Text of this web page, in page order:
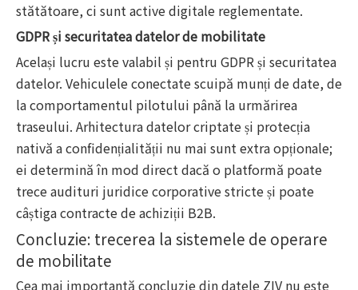
stătătoare, ci sunt active digitale reglementate.
GDPR și securitatea datelor de mobilitate
Același lucru este valabil și pentru GDPR și securitatea
datelor. Vehiculele conectate scuipă munți de date, de
la comportamentul pilotului până la urmărirea
traseului. Arhitectura datelor criptate și protecția
nativă a confidențialității nu mai sunt extra opționale;
ei determină în mod direct dacă o platformă poate
trece audituri juridice corporative stricte și poate
câștiga contracte de achiziții B2B.
Concluzie: trecerea la sistemele de operare
de mobilitate
Cea mai importantă concluzie din datele ZIV nu este